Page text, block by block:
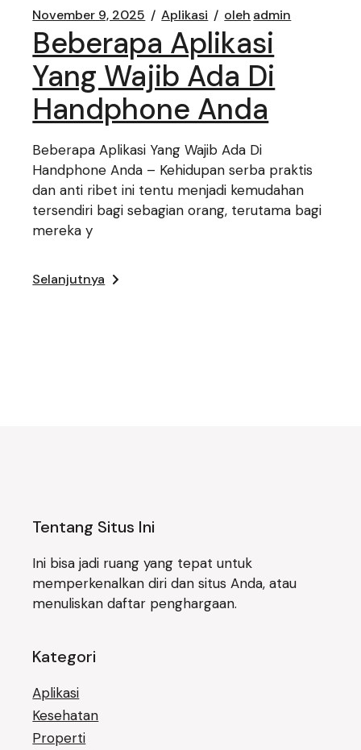
November 9, 2025 Aplikasi oleh admin
Beberapa Aplikasi
Yang Wajib Ada Di
Handphone Anda
Beberapa Aplikasi Yang Wajib Ada Di
Handphone Anda – Kehidupan serba praktis
dan anti ribet ini tentu menjadi kemudahan
tersendiri bagi sebagian orang, terutama bagi
mereka y
Selanjutnya
Tentang Situs Ini
Ini bisa jadi ruang yang tepat untuk
memperkenalkan diri dan situs Anda, atau
menuliskan daftar penghargaan.
Kategori
Aplikasi
Kesehatan
Properti